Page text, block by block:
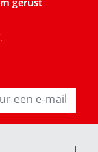
een e-mail